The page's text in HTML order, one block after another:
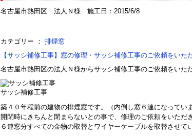
名古屋市熱田区 法人Ｎ様 施工日：2015/6/8
カテゴリー ： 排煙窓
【サッシ補修工事】窓の修理・サッシ補修工事のご依頼をいた
名古屋市熱田区の法人Ｎ様からサッシ補修工事のご依頼をいた
サッシ補修工事
築４０年程前の建物の排煙窓です。（内倒し窓６連になってい
開閉時にきちんと閉まらないとの事で、修理のご依頼をいただ
６連窓分すべての金物の取替とワイヤーケーブルを取替させて